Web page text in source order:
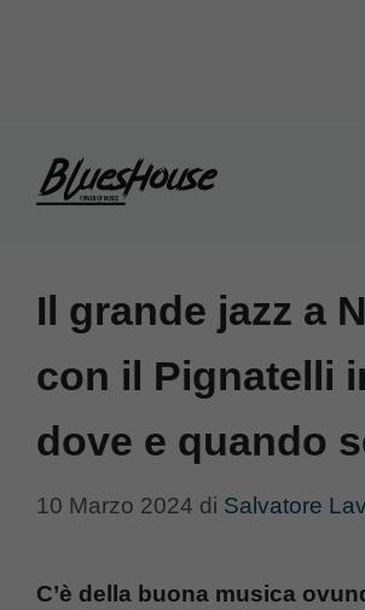
Il grande jazz a
con il Pignatelli
dove e quando
10 Marzo 2024 di Salvatore
C’è della buona musica